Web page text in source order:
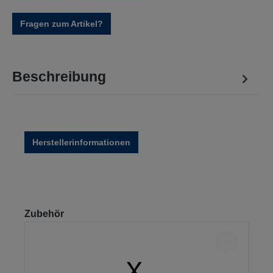
Fragen zum Artikel?
Beschreibung
Herstellerinformationen
Produktgalerie überspringen
Zubehör